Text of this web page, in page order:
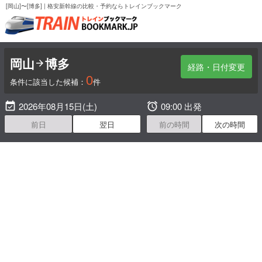
[岡山]〜[博多] | 格安新幹線の比較・予約ならトレインブックマーク
経路・日付変更
岡山 博多
条件に該当した候補： 0件
 2026年08月15日(土)
前日 翌日
 09:00 出発
前の時間 次の時間